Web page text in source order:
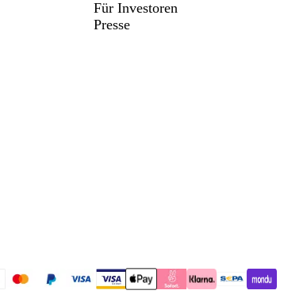
Für Investoren
Presse